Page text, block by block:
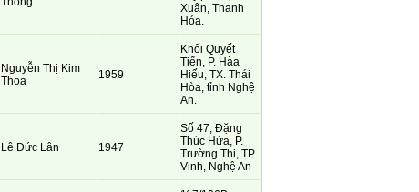
Xuân, Thanh
Hóa.
Nguyễn Thị Kim
Thoa
1959
Khối Quyết
Tiến, P. Hàa
Hiếu, TX. Thái
Hòa, tỉnh Nghệ
An.
Lê Đức Lân 1947
Số 47, Đặng
Thúc Hứa, P.
Trường Thi, TP.
Vinh, Nghệ An